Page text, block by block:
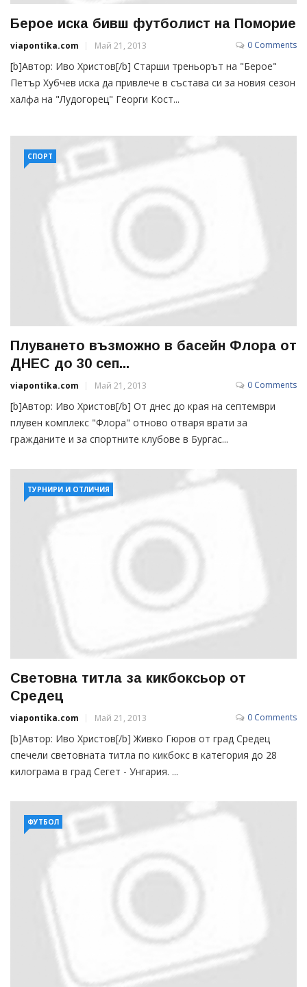
Берое иска бивш футболист на Поморие
viapontika.com Май 21, 2013 0 Comments
[b]Автор: Иво Христов[/b] Старши треньорът на "Берое"
Петър Хубчев иска да привлече в състава си за новия сезон
халфa на "Лудогорец" Георги Кост...
СПОРТ
Плуването възможно в басейн Флора от
ДНЕС до 30 сеп...
viapontika.com Май 21, 2013 0 Comments
[b]Автор: Иво Христов[/b] От днес до края на септември
плувен комплекс "Флора" отново отваря врати за
гражданите и за спортните клубове в Бургас...
ТУРНИРИ И ОТЛИЧИЯ
Световна титла за кикбоксьор от
Средец
viapontika.com Май 21, 2013 0 Comments
[b]Автор: Иво Христов[/b] Живко Гюров от град Средец
спечели световната титла по кикбокс в категория до 28
килограма в град Сегет - Унгария. ...
ФУТБОЛ